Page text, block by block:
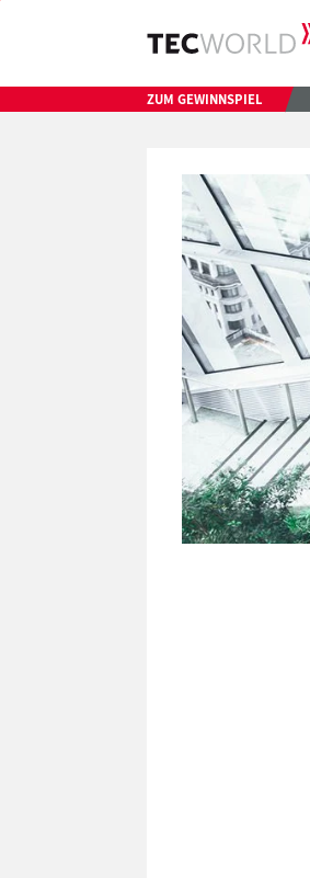
ZUM GEWINNSPIEL